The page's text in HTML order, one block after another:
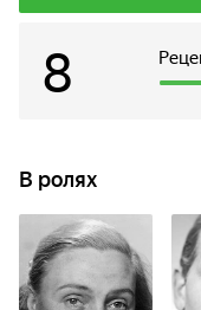
8
В ролях